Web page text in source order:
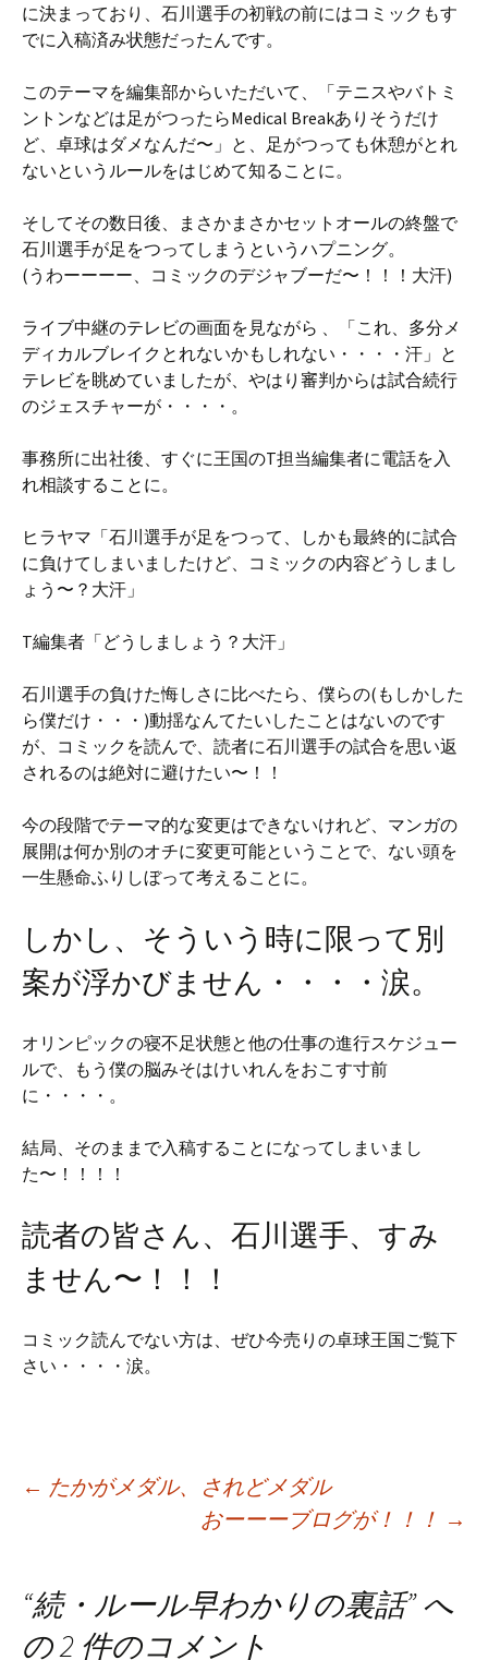
に決まっており、石川選手の初戦の前にはコミックもす
でに入稿済み状態だったんです。
このテーマを編集部からいただいて、「テニスやバトミ
ントンなどは足がつったらMedical Breakありそうだけ
ど、卓球はダメなんだ〜」と、足がつっても休憩がとれ
ないというルールをはじめて知ることに。
そしてその数日後、まさかまさかセットオールの終盤で
石川選手が足をつってしまうというハプニング。
(うわーーーー、コミックのデジャブーだ〜！！！大汗)
ライブ中継のテレビの画面を見ながら 、「これ、多分メ
ディカルブレイクとれないかもしれない・・・・汗」と
テレビを眺めていましたが、やはり審判からは試合続行
のジェスチャーが・・・・。
事務所に出社後、すぐに王国のT担当編集者に電話を入
れ相談することに。
ヒラヤマ「石川選手が足をつって、しかも最終的に試合
に負けてしまいましたけど、コミックの内容どうしまし
ょう〜？大汗」
T編集者「どうしましょう？大汗」
石川選手の負けた悔しさに比べたら、僕らの(もしかした
ら僕だけ・・・)動揺なんてたいしたことはないのです
が、コミックを読んで、読者に石川選手の試合を思い返
されるのは絶対に避けたい〜！！
今の段階でテーマ的な変更はできないけれど、マンガの
展開は何か別のオチに変更可能ということで、ない頭を
一生懸命ふりしぼって考えることに。
しかし、そういう時に限って別
案が浮かびません・・・・涙。
オリンピックの寝不足状態と他の仕事の進行スケジュー
ルで、もう僕の脳みそはけいれんをおこす寸前
に・・・・。
結局、そのままで入稿することになってしまいまし
た〜！！！！
読者の皆さん、石川選手、すみ
ません〜！！！
コミック読んでない方は、ぜひ今売りの卓球王国ご覧下
さい・・・・涙。
Post
← たかがメダル、されどメダル
おーーーブログが！！！ →
“続・ルール早わかりの裏話” へ
の 2 件のコメント